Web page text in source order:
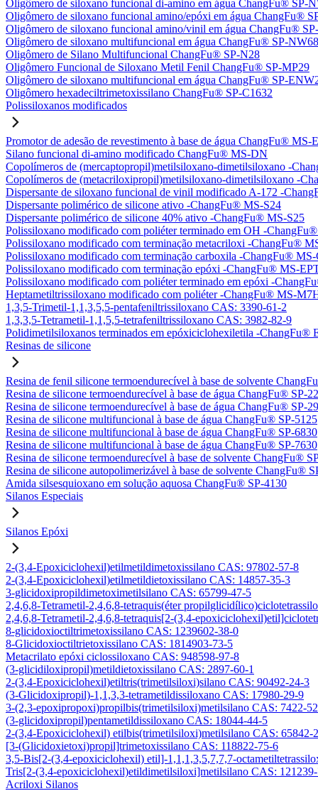
Oligômero de siloxano funcional di-amino em água ChangFu® SP-
Oligômero de siloxano funcional amino/epóxi em água ChangFu®
Oligômero de siloxano funcional amino/vinil em água ChangFu®
Oligômero de siloxano multifuncional em água ChangFu® SP-NW68
Oligômero de Silano Multifuncional ChangFu® SP-N28
Oligômero Funcional de Siloxano Metil Fenil ChangFu® SP-MP29
Oligômero de siloxano multifuncional em água ChangFu® SP-
Oligômero hexadeciltrimetoxissilano ChangFu® SP-C1632
Polissiloxanos modificados
Promotor de adesão de revestimento à base de água ChangFu® MS-
Silano funcional di-amino modificado ChangFu® MS-DN
Copolímeros de (mercaptopropil)metilsiloxano-dimetilsiloxano -
Copolímeros de (metacriloxipropil)metilsiloxano-dimetilsiloxano -
Dispersante de siloxano funcional de vinil modificado A-172 -
Dispersante polimérico de silicone ativo -ChangFu® MS-S24
Dispersante polimérico de silicone 40% ativo -ChangFu® MS-S25
Polissiloxano modificado com poliéter terminado em OH -
Polissiloxano modificado com terminação metacriloxi -ChangFu®
Polissiloxano modificado com terminação carboxila -ChangFu®
Polissiloxano modificado com terminação epóxi -ChangFu® MS-
Polissiloxano modificado com poliéter terminado em epóxi -
Heptametiltrissiloxano modificado com poliéter -ChangFu® MS-
1,3,5-Trimetil-1,1,3,5,5-pentafeniltrissiloxano CAS: 3390-61-2
1,3,3,5-Tetrametil-1,1,5,5-tetrafeniltrissiloxano CAS: 3982-82-9
Polidimetilsiloxanos terminados em epóxiciclohexiletila -ChangFu®
Resinas de silicone
Resina de fenil silicone termoendurecível à base de solvente
Resina de silicone termoendurecível à base de água ChangFu® SP-
Resina de silicone termoendurecível à base de água ChangFu® SP-
Resina de silicone multifuncional à base de água ChangFu® SP-5125
Resina de silicone multifuncional à base de água ChangFu® SP-6830
Resina de silicone multifuncional à base de água ChangFu® SP-7630
Resina de silicone termoendurecível à base de solvente ChangFu®
Resina de silicone autopolimerizável à base de solvente ChangFu®
Amida silsesquioxano em solução aquosa ChangFu® SP-4130
Silanos Especiais
Silanos Epóxi
2-(3,4-Epoxiciclohexil)etilmetildimetoxissilano CAS: 97802-57-8
2-(3,4-Epoxiciclohexil)etilmetildietoxissilano CAS: 14857-35-3
3-glicidoxipropildimetoximetilsilano CAS: 65799-47-5
2,4,6,8-Tetrametil-2,4,6,8-tetraquis(éter
2,4,6,8-Tetrametil-2,4,6,8-tetraquis[2-(3,4-
8-glicidoxioctiltrimetoxissilano CAS: 1239602-38-0
8-Glicidoxioctiltrietoxissilano CAS: 1814903-73-5
Metacrilato epóxi ciclossiloxano CAS: 948598-97-8
(3-glicidiloxipropil)metildietoxissilano CAS: 2897-60-1
2-(3,4-Epoxiciclohexil)etiltris(trimetilsiloxi)silano CAS: 90492-24-3
(3-Glicidoxipropil)-1,1,3,3-tetrametildissiloxano CAS: 17980-29-9
3-(2,3-epoxipropoxi)propilbis(trimetilsiloxi)metilsilano CAS: 7422-
(3-glicidoxipropil)pentametildissiloxano CAS: 18044-44-5
2-(3,4-Epoxiciclohexil) etilbis(trimetilsiloxi)metilsilano CAS: 65842-
[3-(Glicidoxietoxi)propil]trimetoxissilano CAS: 118822-75-6
3,5-Bis[2-(3,4-epoxiciclohexil) etil]-1,1,1,3,5,7,7,7-
Tris[2-(3,4-epoxiciclohexil)etildimetilsiloxi]metilsilano CAS:
Acriloxi Silanos